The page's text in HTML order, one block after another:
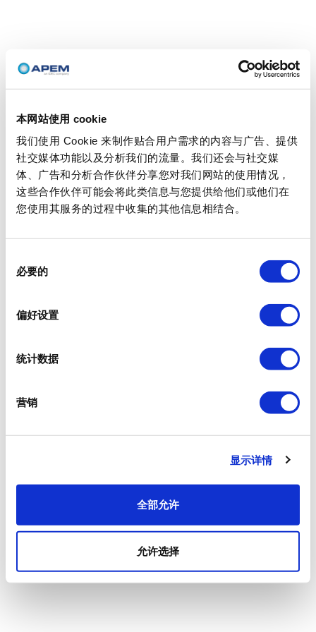
本网站使用 cookie
我们使用 Cookie 来制作贴合用户需求的内容与广告、提供
社交媒体功能以及分析我们的流量。我们还会与社交媒
体、广告和分析合作伙伴分享您对我们网站的使用情况，
这些合作伙伴可能会将此类信息与您提供给他们或他们在
您使用其服务的过程中收集的其他信息相结合。
必要的
偏好设置
统计数据
营销
显示详情
全部允许
允许选择